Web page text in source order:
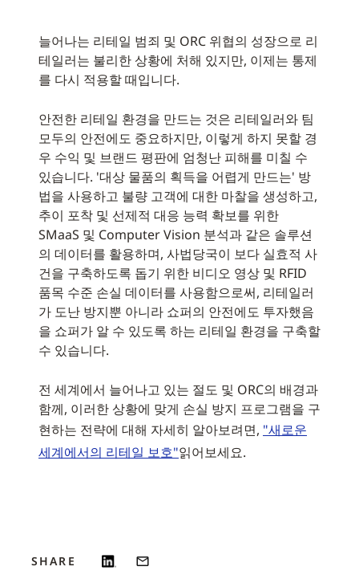
늘어나는 리테일 범죄 및 ORC 위협의 성장으로 리
테일러는 불리한 상황에 처해 있지만, 이제는 통제
를 다시 적용할 때입니다.
안전한 리테일 환경을 만드는 것은 리테일러와 팀
모두의 안전에도 중요하지만, 이렇게 하지 못할 경
우 수익 및 브랜드 평판에 엄청난 피해를 미칠 수
있습니다. '대상 물품의 획득을 어렵게 만드는' 방
법을 사용하고 불량 고객에 대한 마찰을 생성하고,
추이 포착 및 선제적 대응 능력 확보를 위한
SMaaS 및 Computer Vision 분석과 같은 솔루션
의 데이터를 활용하며, 사법당국이 보다 실효적 사
건을 구축하도록 돕기 위한 비디오 영상 및 RFID
품목 수준 손실 데이터를 사용함으로써, 리테일러
가 도난 방지뿐 아니라 쇼퍼의 안전에도 투자했음
을 쇼퍼가 알 수 있도록 하는 리테일 환경을 구축할
수 있습니다.
전 세계에서 늘어나고 있는 절도 및 ORC의 배경과
함께, 이러한 상황에 맞게 손실 방지 프로그램을 구
현하는 전략에 대해 자세히 알아보려면, "새로운
세계에서의 리테일 보호"읽어보세요.
SHARE